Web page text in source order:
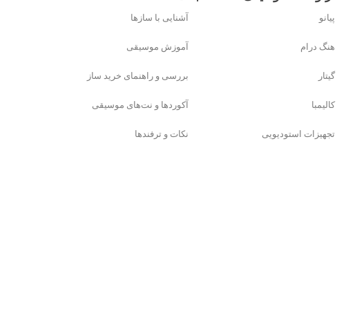
آشنایی با سازها
آموزش موسیقی
بررسی و راهنمای خرید ساز
آکوردها و نت‌های موسیقی
نکات و ترفندها
پیانو
هنگ درام
گیتار
کالیمبا
تجهیزات استودیویی